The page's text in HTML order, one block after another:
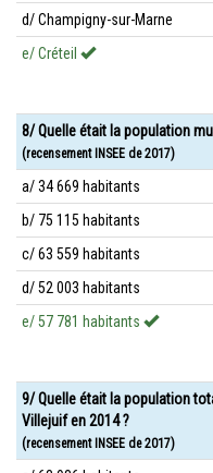
d/ Champigny-sur-Marne
e/ Créteil
8/ Quelle était la population
(recensement INSEE de 2017)
a/ 34 669 habitants
b/ 75 115 habitants
c/ 63 559 habitants
d/ 52 003 habitants
e/ 57 781 habitants
9/ Quelle était la population
Villejuif en 2014 ?
(recensement INSEE de 2017)